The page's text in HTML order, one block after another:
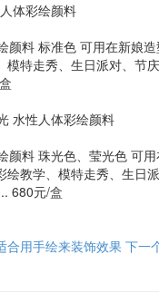
体彩绘颜料
颜料 标准色 可用在新娘
模特走秀、生日派对、节
水性人体彩绘颜料
颜料 珠光色、莹光色 可
绘教学、模特走秀、生日
680元/盒
合用手绘来装饰效果 下一